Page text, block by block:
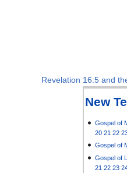
Revelation 16:5 and
New
Gospel of
20 21 22
Gospel of
Gospel of
21 22 23